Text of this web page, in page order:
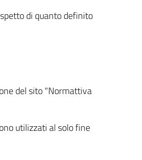
di quanto definito
del sito "Normattiva
utilizzati al solo fine